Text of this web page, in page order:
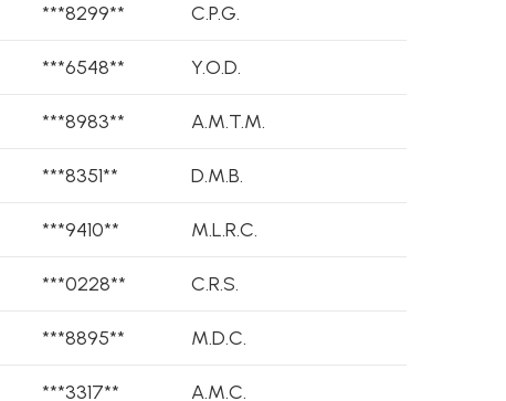
***8299** C.P.G.
***6548** Y.O.D.
***8983** A.M.T.M.
***8351** D.M.B.
***9410** M.L.R.C.
***0228** C.R.S.
***8895** M.D.C.
***3317** A.M.C.